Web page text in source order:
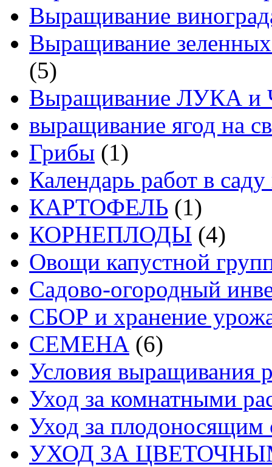
Выращивание
Выращивание
(5)
Выращивание ЛУКА
выращивание ягод на
Грибы (1)
Календарь работ в
КАРТОФЕЛЬ (1)
КОРНЕПЛОДЫ (4)
Овощи капустной
Садово-огородный
СБОР и хранение
СЕМЕНА (6)
Условия выращивания
Уход за комнатными
Уход за плодоносящим
УХОД ЗА